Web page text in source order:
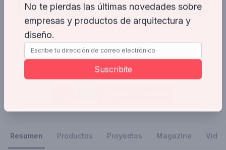
VASA
Resumen Productos Proyectos Magazine
No te pierdas las últimas novedades sobre
empresas y productos de arquitectura y
diseño.
Suscribite